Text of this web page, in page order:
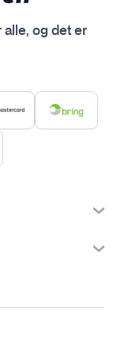
og det er